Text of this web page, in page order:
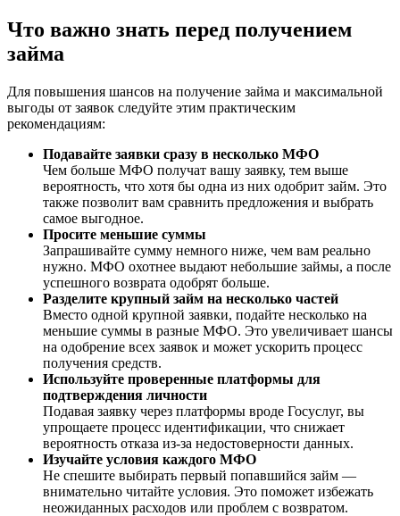
Что важно знать перед получением
займа
Для повышения шансов на получение займа и максимальной
выгоды от заявок следуйте этим практическим
рекомендациям:
Подавайте заявки сразу в несколько МФО
Чем больше МФО получат вашу заявку, тем выше
вероятность, что хотя бы одна из них одобрит займ. Это
также позволит вам сравнить предложения и выбрать
самое выгодное.
Просите меньшие суммы
Запрашивайте сумму немного ниже, чем вам реально
нужно. МФО охотнее выдают небольшие займы, а после
успешного возврата одобрят больше.
Разделите крупный займ на несколько частей
Вместо одной крупной заявки, подайте несколько на
меньшие суммы в разные МФО. Это увеличивает шансы
на одобрение всех заявок и может ускорить процесс
получения средств.
Используйте проверенные платформы для
подтверждения личности
Подавая заявку через платформы вроде Госуслуг, вы
упрощаете процесс идентификации, что снижает
вероятность отказа из-за недостоверности данных.
Изучайте условия каждого МФО
Не спешите выбирать первый попавшийся займ —
внимательно читайте условия. Это поможет избежать
неожиданных расходов или проблем с возвратом.